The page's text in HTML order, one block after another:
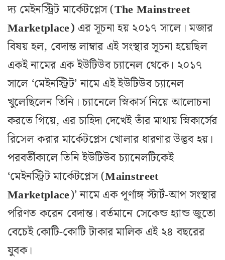
দ্য মেইনস্ট্রিট মার্কেটপ্লেস (The Mainstreet
Marketplace) এর সূচনা হয় ২০১৭ সালে। মজার
বিষয় হল, বেদান্ত লাম্বার এই সংস্থার সূচনা হয়েছিল
একই নামের এক ইউটিউব চ্যানেল থেকে। ২০১৭
সালে ‘মেইনস্ট্রিট’ নামে এই ইউটিউব চ্যানেল
খুলেছিলেন তিনি। চ্যানেলে স্নিকার্স নিয়ে আলোচনা
করতে গিয়ে, এর চাহিদা দেখেই তাঁর মাথায় স্নিকার্সের
রিসেল করার মার্কেটপ্লেস খোলার ধারণার উদ্ভব হয়।
পরবর্তীকালে তিনি ইউটিউব চ্যানেলটিকেই
‘মেইনস্ট্রিট মার্কেটপ্লেস (Mainstreet
Marketplace)’ নামে এক পূর্ণাঙ্গ স্টার্ট-আপ সংস্থার
পরিণত করেন বেদান্ত। বর্তমানে সেকেন্ড হ্যান্ড জুতো
বেচেই কোটি-কোটি টাকার মালিক এই ২৪ বছরের
যুবক।